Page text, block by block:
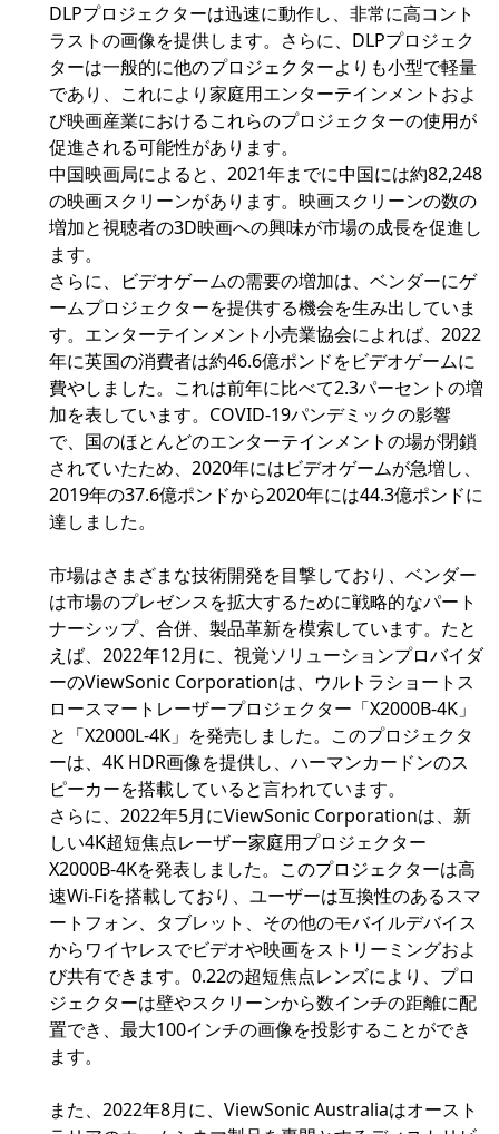
DLPプロジェクターは迅速に動作し、非常に高コント
ラストの画像を提供します。さらに、DLPプロジェク
ターは一般的に他のプロジェクターよりも小型で軽量
であり、これにより家庭用エンターテインメントおよ
び映画産業におけるこれらのプロジェクターの使用が
促進される可能性があります。
中国映画局によると、2021年までに中国には約82,248
の映画スクリーンがあります。映画スクリーンの数の
増加と視聴者の3D映画への興味が市場の成長を促進し
ます。
さらに、ビデオゲームの需要の増加は、ベンダーにゲ
ームプロジェクターを提供する機会を生み出していま
す。エンターテインメント小売業協会によれば、2022
年に英国の消費者は約46.6億ポンドをビデオゲームに
費やしました。これは前年に比べて2.3パーセントの増
加を表しています。COVID-19パンデミックの影響
で、国のほとんどのエンターテインメントの場が閉鎖
されていたため、2020年にはビデオゲームが急増し、
2019年の37.6億ポンドから2020年には44.3億ポンドに
達しました。
市場はさまざまな技術開発を目撃しており、ベンダー
は市場のプレゼンスを拡大するために戦略的なパート
ナーシップ、合併、製品革新を模索しています。たと
えば、2022年12月に、視覚ソリューションプロバイダ
ーのViewSonic Corporationは、ウルトラショートス
ロースマートレーザープロジェクター「X2000B-4K」
と「X2000L-4K」を発売しました。このプロジェクタ
ーは、4K HDR画像を提供し、ハーマンカードンのス
ピーカーを搭載していると言われています。
さらに、2022年5月にViewSonic Corporationは、新
しい4K超短焦点レーザー家庭用プロジェクター
X2000B-4Kを発表しました。このプロジェクターは高
速Wi-Fiを搭載しており、ユーザーは互換性のあるスマ
ートフォン、タブレット、その他のモバイルデバイス
からワイヤレスでビデオや映画をストリーミングおよ
び共有できます。0.22の超短焦点レンズにより、プロ
ジェクターは壁やスクリーンから数インチの距離に配
置でき、最大100インチの画像を投影することができ
ます。
また、2022年8月に、ViewSonic Australiaはオースト